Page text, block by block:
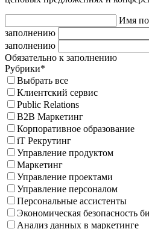
Имя
заполнению
заполнению
Обязательно к заполнению
Рубрики*
Выбрать все
Клиентский сервис
Public Relations
B2B Маркетинг
Корпоративное образование
iT Рекрутинг
Управление продуктом
Маркетинг
Управление проектами
Управление персоналом
Персональные ассистенты
Экономическая безопасность
Анализ данных в маркетинге